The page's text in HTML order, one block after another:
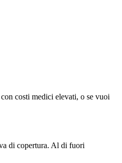
costi medici elevati, o se vuoi
di copertura. Al di fuori